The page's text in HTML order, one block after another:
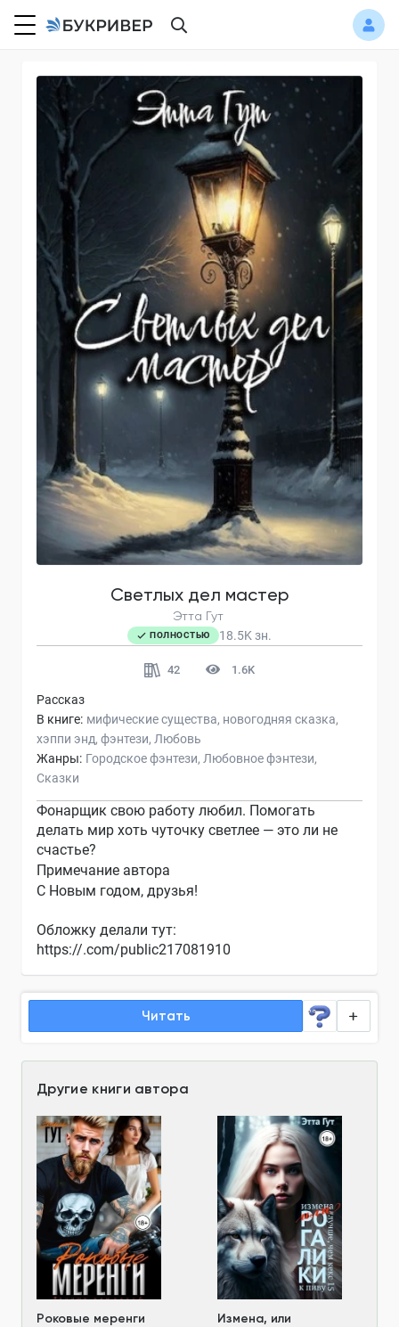
Светлых дел мастер
Этта Гут
ПОЛНОСТЬЮ 18.5K зн.
42 1.6K
Рассказ
В книге: мифические существа новогодняя сказка
хэппи энд фэнтези Любовь
Жанры: Городское фэнтези Любовное фэнтези
Сказки
Фонарщик свою работу любил. Помогать
делать мир хоть чуточку светлее — это ли не
счастье?
Примечание автора
С Новым годом, друзья!
Обложку делали тут:
https://.com/public217081910
Читать
Другие книги автора
Роковые меренги
Измена, или